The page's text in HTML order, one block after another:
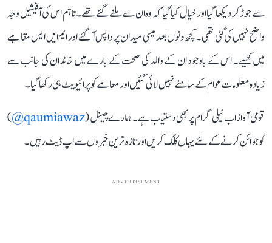
سے جوڑ کر دیکھا گیا اور خیال کیا گیا کہ وہ ان سے ملنے گئے تھے۔ تاہم اس کی آفیشیل وجہ
واضح نہیں کی گئی تھی۔ کچھ دنوں بعد میسی میدان پر واپس آ گئے اور ایم ایل ایس مقابلے
میں کھیلے۔ اس کے باوجود ان کے والد کی صحت کے بارے میں خاندان کی جانب سے
زیادہ معلومات عوام کے سامنے نہیں لائی گئیں اور معاملے کو پرائیویٹ ہی رکھا گیا۔
قومی آواز اب ٹیلی گرام پر بھی دستیاب ہے۔ ہمارے چینل (qaumiawaz@
)
کو جوائن کرنے کے لئے یہاں کلک کریں اور تازہ ترین خبروں سے اپ ڈیٹ رہیں۔
ADVERTISEMENT